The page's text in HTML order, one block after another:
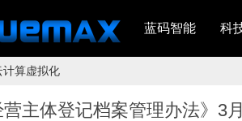
蓝码智能 科
计算虚拟化
营主体登记档案管理办法》3